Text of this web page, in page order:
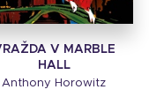
V MARBLE
HALL
Anthony Horowitz